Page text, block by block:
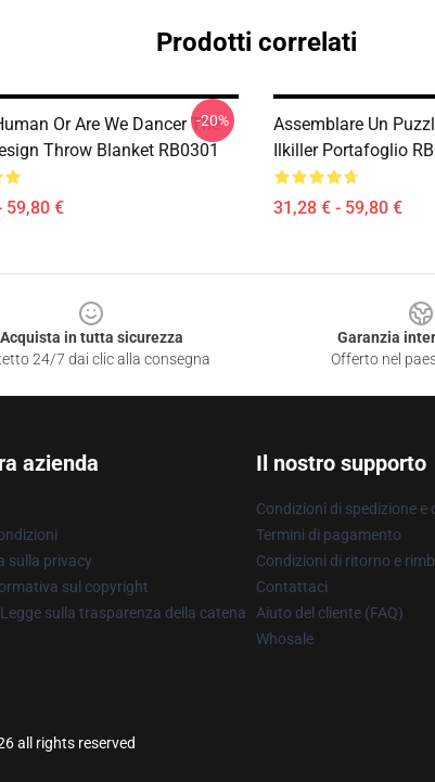
Prodotti correlati
Or Are We Dancer The
Throw Blanket RB0301
59,80 €
-20%
Assemblare Un
Ilkiller Portafoglio
31,28 € - 59,80 €
Acquista in tutta sicurezza
24/7 dai clic alla consegna
Garanzia
Offerto nel
azienda
sulla privacy
sul copyright
Legge sulla trasparenza della catena
Il nostro supporto
Condizioni di spedizione e
Termini di pagamento
Condizioni di ritorno e
Contattaci
Aiuto del cliente (FAQ)
Whosale
all rights reserved